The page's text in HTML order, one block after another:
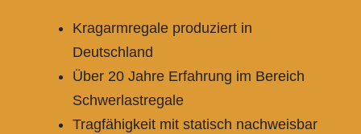
Kragarmregale produziert in
Deutschland
Über 20 Jahre Erfahrung im Bereich
Schwerlastregale
Tragfähigkeit mit statisch nachweisbar